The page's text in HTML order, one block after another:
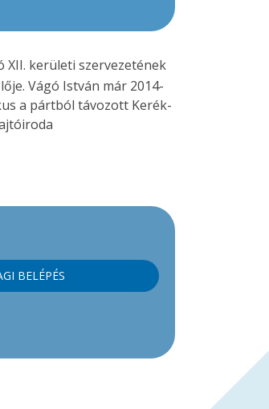
XII. kerületi szervezetének
Vágó István már 2014-
a pártból távozott Kerék-
BELÉPÉS